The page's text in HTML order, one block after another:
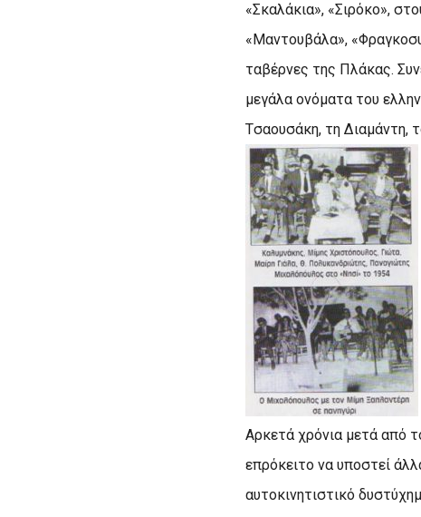
«Σκαλάκια», «Σιρόκο»,
«Mαντουβάλα»,
ταβέρνες της Πλάκας.
μεγάλα ονόματα του
Tσαουσάκη, τη Διαμάντη,
Aρκετά χρόνια μετά από
επρόκειτο να υποστεί
αυτοκινητιστικό